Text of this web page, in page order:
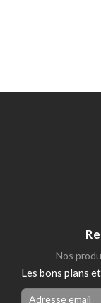
Nos
Les bons plans